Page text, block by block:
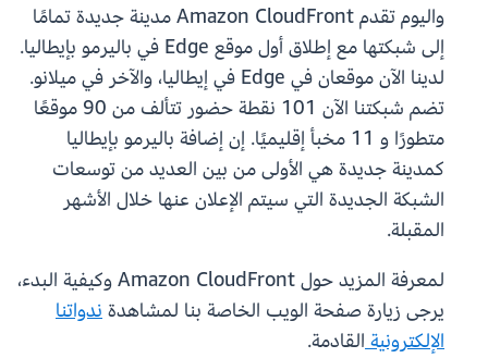
واليوم تقدم Amazon CloudFront مدينة جديدة تمامًا
إلى شبكتها مع إطلاق أول موقع Edge في باليرمو بإيطاليا.
لدينا الآن موقعان في Edge في إيطاليا، والآخر في ميلانو.
تضم شبكتنا الآن 101 نقطة حضور تتألف من 90 موقعًا
متطورًا و 11 مخبأ إقليميًا. إن إضافة باليرمو بإيطاليا
كمدينة جديدة هي الأولى من بين العديد من توسعات
الشبكة الجديدة التي سيتم الإعلان عنها خلال الأشهر
المقبلة.
لمعرفة المزيد حول Amazon CloudFront وكيفية البدء،
يرجى زيارة صفحة الويب الخاصة بنا لمشاهدةندواتنا
الإلكترونيةالقادمة.